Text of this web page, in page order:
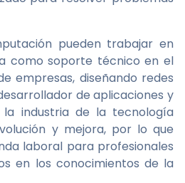
pueden trabajar en
como soporte técnico en el
empresas, diseñando redes
de aplicaciones y
la industria de la tecnología
y mejora, por lo que
laboral para profesionales
en los conocimientos de la